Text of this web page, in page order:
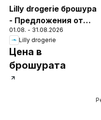
Lilly drogerie брошура
- Предложения от
Лили Дрогерие
01.08. - 31.08.2026
Lilly drogerie
Цена в
брошурата